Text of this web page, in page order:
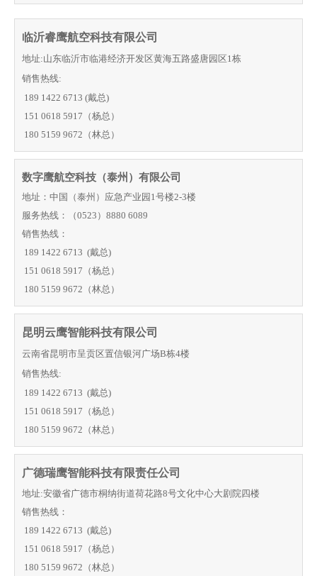
临沂睿鹰航空科技有限公司
地址:山东临沂市临港经济开发区黄海五路盛唐园区1栋
销售热线:
189 1422 6713 (戴总)
151 0618 5917（杨总）
180 5159 9672 （林总）
数字鹰航空科技（泰州）有限公司
地址：中国（泰州）应急产业园1号楼2-3楼
服务热线：（0523）8880 6089
销售热线：
189 1422 6713 (戴总)
151 0618 5917（杨总）
180 5159 9672（林总）
昆明云鹰智能科技有限公司
云南省昆明市呈贡区置信银河广场B栋4楼
销售热线:
189 1422 6713 (戴总)
151 0618 5917（杨总）
180 5159 9672 （林总）
广德瑞鹰智能科技有限责任公司
地址:安徽省广德市桐纳街道荷花路8号文化中心大剧院四楼
销售热线：
189 1422 6713 (戴总)
151 0618 5917（杨总）
180 5159 9672（林总）